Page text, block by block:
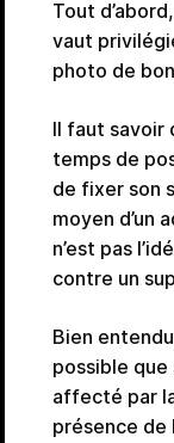
Tout
vaut
photo de
Il faut savoir
temps de
de fixer son
moyen d’un
n’est pas
contre un
Bien
possible
affecté par
présence de